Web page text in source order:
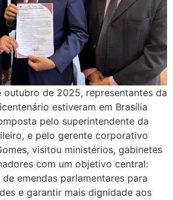
outubro de 2025, representantes da
estiveram em Brasília
pelo superintendente da
e pelo gerente corporativo
visitou ministérios, gabinetes
com um objetivo central:
emendas parlamentares para
e garantir mais dignidade aos